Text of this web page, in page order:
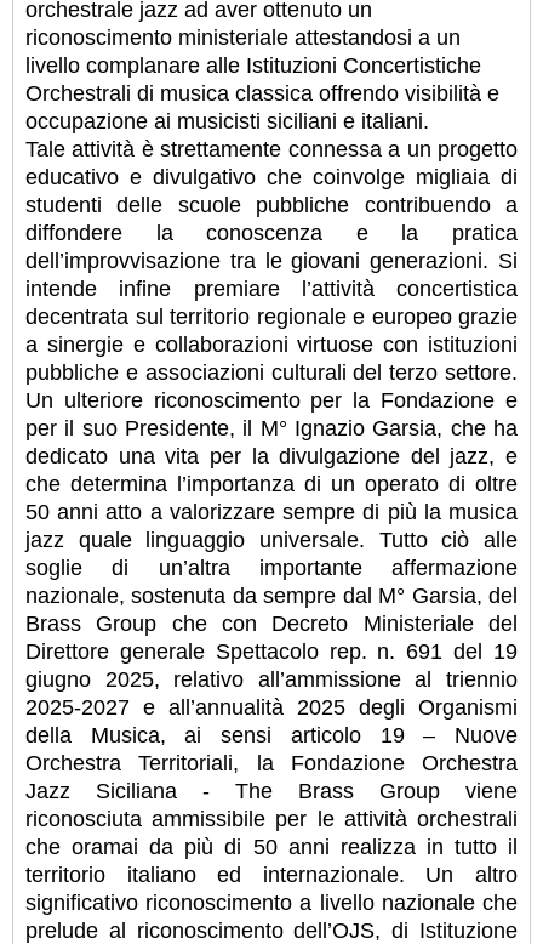
orchestrale jazz ad aver ottenuto un
riconoscimento ministeriale attestandosi a un
livello complanare alle Istituzioni Concertistiche
Orchestrali di musica classica offrendo visibilità e
occupazione ai musicisti siciliani e italiani.
Tale attività è strettamente connessa a un progetto
educativo e divulgativo che coinvolge migliaia di
studenti delle scuole pubbliche contribuendo a
diffondere la conoscenza e la pratica
dell’improvvisazione tra le giovani generazioni. Si
intende infine premiare l’attività concertistica
decentrata sul territorio regionale e europeo grazie
a sinergie e collaborazioni virtuose con istituzioni
pubbliche e associazioni culturali del terzo settore.
Un ulteriore riconoscimento per la Fondazione e
per il suo Presidente, il M° Ignazio Garsia, che ha
dedicato una vita per la divulgazione del jazz, e
che determina l’importanza di un operato di oltre
50 anni atto a valorizzare sempre di più la musica
jazz quale linguaggio universale. Tutto ciò alle
soglie di un’altra importante affermazione
nazionale, sostenuta da sempre dal M° Garsia, del
Brass Group che con Decreto Ministeriale del
Direttore generale Spettacolo rep. n. 691 del 19
giugno 2025, relativo all’ammissione al triennio
2025-2027 e all’annualità 2025 degli Organismi
della Musica, ai sensi articolo 19 – Nuove
Orchestra Territoriali, la Fondazione Orchestra
Jazz Siciliana - The Brass Group viene
riconosciuta ammissibile per le attività orchestrali
che oramai da più di 50 anni realizza in tutto il
territorio italiano ed internazionale. Un altro
significativo riconoscimento a livello nazionale che
prelude al riconoscimento dell’OJS, di Istituzione